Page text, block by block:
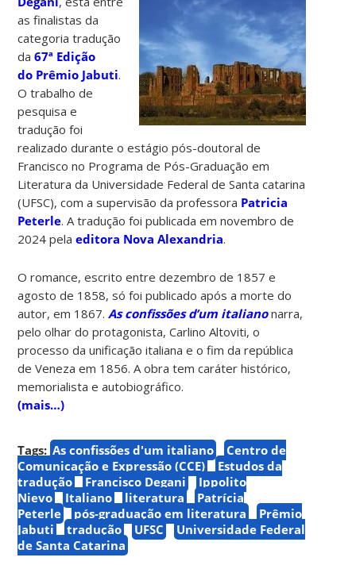
as finalistas da
categoria tradução
da67ª Edição
do Prêmio Jabuti.
O trabalho de
pesquisa e
tradução foi
realizado durante o estágio pós-doutoral de
Francisco no Programa de Pós-Graduação em
Literatura da Universidade Federal de Santa catarina
(UFSC), com a supervisão da professora Patricia
Peterle. A tradução foi publicada em novembro de
2024 pelaeditora Nova Alexandria.
O romance, escrito entre dezembro de 1857 e
agosto de 1858, só foi publicado após a morte do
autor, em 1867.As confissões d’um italianonarra,
pelo olhar do protagonista, Carlino Altoviti, o
processo da unificação italiana e o fim da república
de Veneza em 1856. A obra tem caráter histórico,
memorialista e autobiográfico.
(mais…)
Tags: As confissões d'um italiano
Centro de
Comunicação e Expressão (CCE)
Estudos da
tradução
Francisco Degani
Ippolito
Nievo
Italiano literatura
Patrícia
Peterle
pós-graduação em literatura
Prêmio
Jabuti
tradução UFSC
Universidade Federal
de Santa Catarina